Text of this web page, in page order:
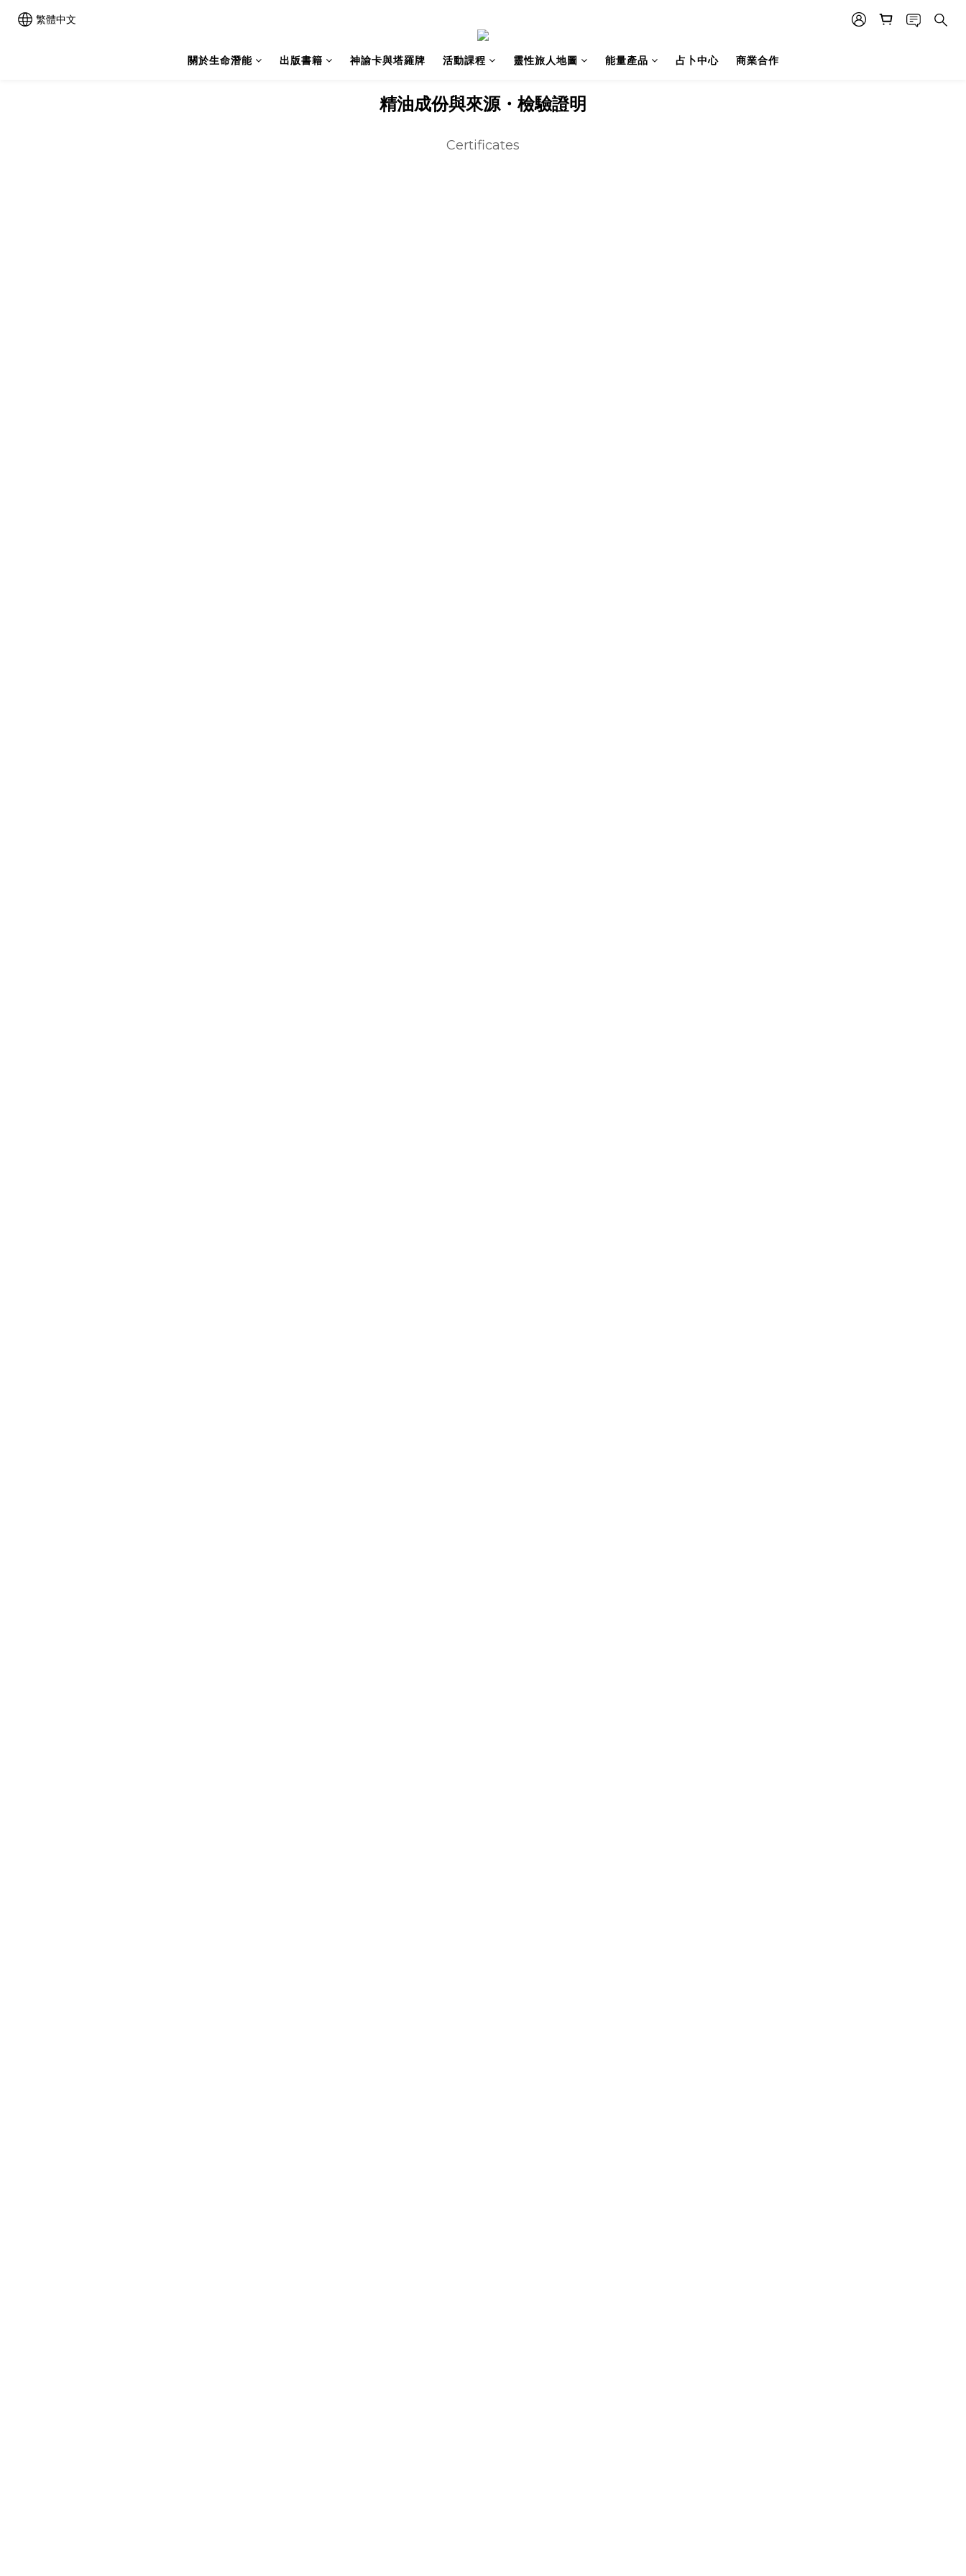
繁體中文
關於生命潛能 出版書籍 神諭卡與塔羅牌 活動課程 靈性旅人地圖 能量產品 占卜中心 商業合作
精油成份與來源・檢驗證明
Certificates